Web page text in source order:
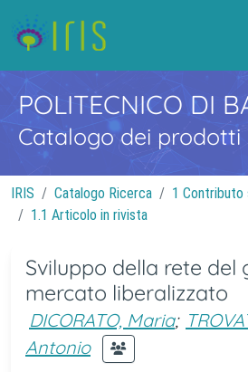
POLITECNICO DI
Catalogo dei prodotti
IRIS Catalogo Ricerca
1 Contributo
1.1 Articolo in rivista
Sviluppo della rete del
mercato liberalizzato
DICORATO, Maria;
Antonio